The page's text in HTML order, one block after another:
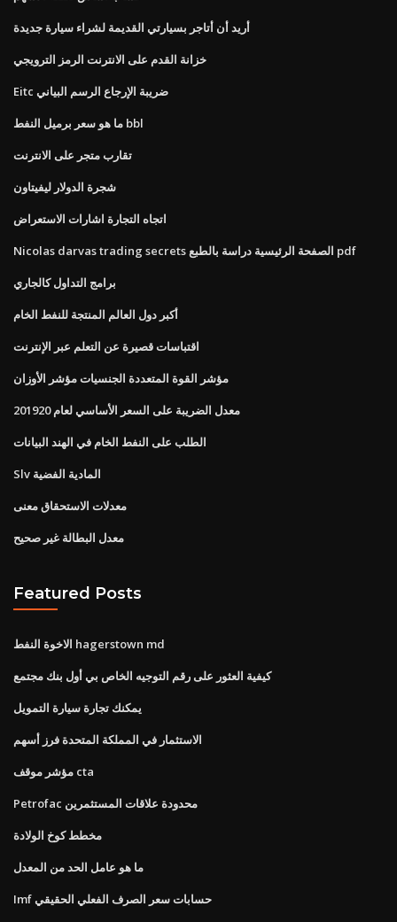
أريد أن أتاجر بسيارتي القديمة لشراء سيارة جديدة
خزانة القدم على الانترنت الرمز الترويجي
Eitc ضريبة الإرجاع الرسم البياني
ما هو سعر برميل النفط bbl
تقارب متجر على الانترنت
شجرة الدولار ليفيتاون
اتجاه التجارة اشارات الاستعراض
Nicolas darvas trading secrets الصفحة الرئيسية دراسة بالطبع pdf
برامج التداول كالجاري
أكبر دول العالم المنتجة للنفط الخام
اقتباسات قصيرة عن التعلم عبر الإنترنت
مؤشر القوة المتعددة الجنسيات مؤشر الأوزان
معدل الضريبة على السعر الأساسي لعام 201920
الطلب على النفط الخام في الهند البيانات
Slv المادية الفضية
معدلات الاستحقاق معنى
معدل البطالة غير صحيح
Featured Posts
الاخوة النفط hagerstown md
كيفية العثور على رقم التوجيه الخاص بي أول بنك مجتمع
يمكنك تجارة سيارة التمويل
الاستثمار في المملكة المتحدة فرز أسهم
مؤشر موقف cta
Petrofac محدودة علاقات المستثمرين
مخطط كوخ الولادة
ما هو عامل الحد من المعدل
Imf حسابات سعر الصرف الفعلي الحقيقي